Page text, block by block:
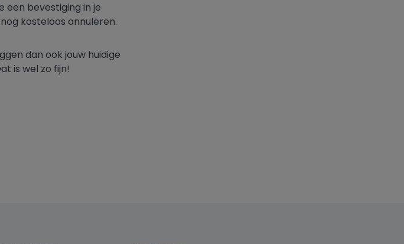
een bevestiging in je
kosteloos annuleren.
dan ook jouw huidige
is wel zo fijn!